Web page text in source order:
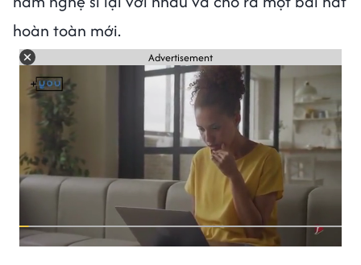
hoàn toàn mới.
Advertisement